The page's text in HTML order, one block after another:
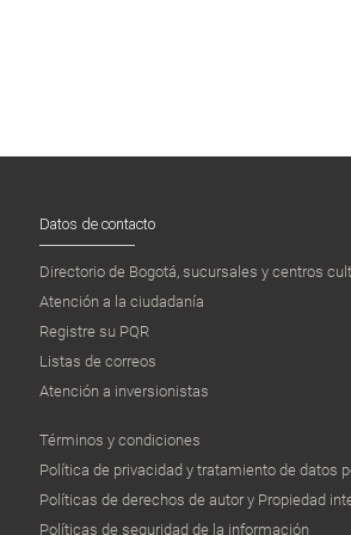
Datos de contacto
Directorio de Bogotá, sucursales y centros
Atención a la ciudadanía
Registre su PQR
Listas de correos
Atención a inversionistas
Términos y condiciones
Política de privacidad y tratamiento de datos
Políticas de derechos de autor y Propiedad
Políticas de seguridad de la información